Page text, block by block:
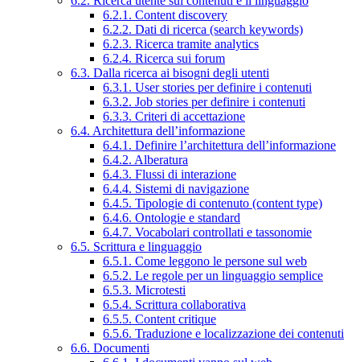
6.2.1. Content discovery
6.2.2. Dati di ricerca (search keywords)
6.2.3. Ricerca tramite analytics
6.2.4. Ricerca sui forum
6.3. Dalla ricerca ai bisogni degli utenti
6.3.1. User stories per definire i contenuti
6.3.2. Job stories per definire i contenuti
6.3.3. Criteri di accettazione
6.4. Architettura dell’informazione
6.4.1. Definire l’architettura dell’informazione
6.4.2. Alberatura
6.4.3. Flussi di interazione
6.4.4. Sistemi di navigazione
6.4.5. Tipologie di contenuto (content type)
6.4.6. Ontologie e standard
6.4.7. Vocabolari controllati e tassonomie
6.5. Scrittura e linguaggio
6.5.1. Come leggono le persone sul web
6.5.2. Le regole per un linguaggio semplice
6.5.3. Microtesti
6.5.4. Scrittura collaborativa
6.5.5. Content critique
6.5.6. Traduzione e localizzazione dei contenuti
6.6. Documenti